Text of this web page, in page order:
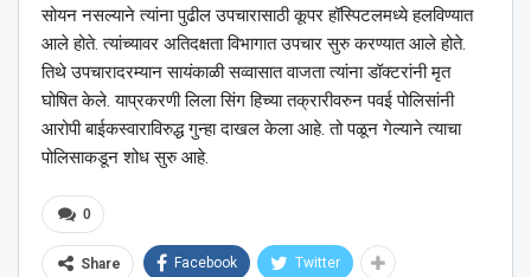
सोयन नसल्याने त्यांना पुढील उपचारासाठी कूपर हॉस्पिटलमध्ये हलविण्यात
आले होते. त्यांच्यावर अतिदक्षता विभागात उपचार सुरु करण्यात आले होते.
तिथे उपचारादरम्यान सायंकाळी सव्वासात वाजता त्यांना डॉक्टरांनी मृत
घोषित केले. याप्रकरणी लिला सिंग हिच्या तक्रारीवरुन पवई पोलिसांनी
आरोपी बाईकस्वाराविरुद्ध गुन्हा दाखल केला आहे. तो पळून गेल्याने त्याचा
पोलिसाकडून शोध सुरु आहे.
0
Share Facebook Twitter